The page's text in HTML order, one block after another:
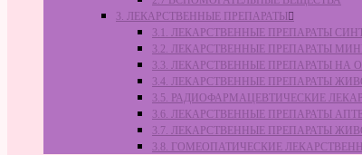
3. ЛЕКАРСТВЕННЫЕ ПРЕПАРАТЫ
3.1. ЛЕКАРСТВЕННЫЕ ПРЕПАРАТЫ
3.2. ЛЕКАРСТВЕННЫЕ ПРЕПАРАТЫ
3.3. ЛЕКАРСТВЕННЫЕ ПРЕПАРАТЫ
3.4. ЛЕКАРСТВЕННЫЕ ПРЕПАРАТЫ
3.5. РАДИОФАРМАЦЕВТИЧЕСКИЕ
3.6. ЛЕКАРСТВЕННЫЕ ПРЕПАРАТЫ
3.7. ЛЕКАРСТВЕННЫЕ ПРЕПАРАТЫ
3.8. ГОМЕОПАТИЧЕСКИЕ